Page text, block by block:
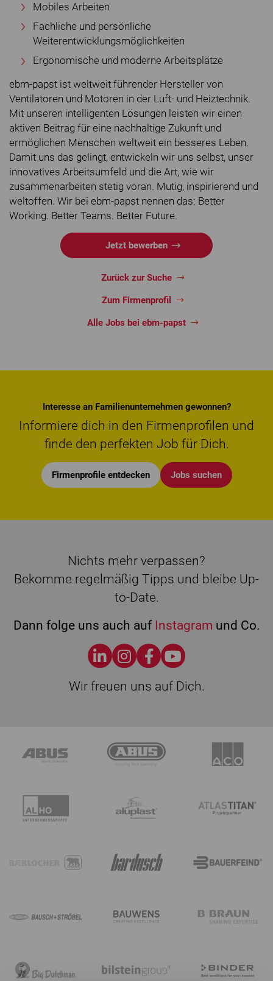
Mobiles Arbeiten
Fachliche und persönliche
Weiterentwicklungsmöglichkeiten
Ergonomische und moderne Arbeitsplätze
ebm-papst ist weltweit führender Hersteller von
Ventilatoren und Motoren in der Luft- und Heiztechnik.
Mit unseren intelligenten Lösungen leisten wir einen
aktiven Beitrag für eine nachhaltige Zukunft und
ermöglichen Menschen weltweit ein besseres Leben.
Damit uns das gelingt, entwickeln wir uns selbst, unser
innovatives Arbeitsumfeld und die Art, wie wir
zusammenarbeiten stetig voran. Mutig, inspirierend und
weltoffen. Wir bei ebm-papst nennen das: Better
Working. Better Teams. Better Future.
Jetzt bewerben
Zurück zur Suche
Zum Firmenprofil
Alle Jobs bei ebm-papst
Interesse an Familienunternehmen gewonnen?
Informiere dich in den Firmenprofilen und
finde den perfekten Job für Dich.
Firmenprofile entdecken Jobs suchen
Nichts mehr verpassen?
Bekomme regelmäßig Tipps und bleibe Up-
to-Date.
Dann folge uns auch auf Instagram und Co.
Wir freuen uns auf Dich.